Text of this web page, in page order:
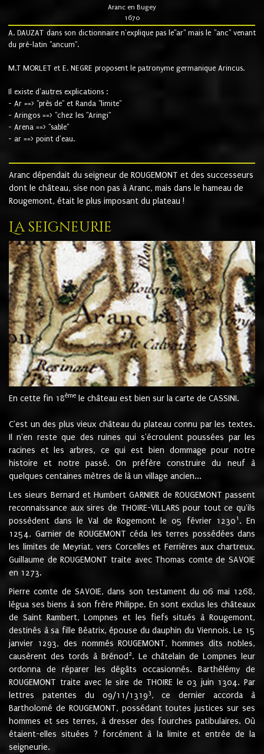
Aranc en Bugey
1670
A. DAUZAT dans son dictionnaire n'explique pas le"ar" mais le "anc" venant
du pré-latin "ancum".
M.T MORLET et E. NEGRE proposent le patronyme germanique Arincus.
Il existe d'autres explications :
- Ar ==> "près de" et Randa "limite"
- Aringos ==> "chez les "Aringi"
- Arena ==> "sable"
- ar ==> point d'eau.
Aranc dépendait du seigneur de ROUGEMONT et des successeurs
dont le château, sise non pas à Aranc, mais dans le hameau de
Rougemont, était le plus imposant du plateau !
La seigneurie
En cette fin 18ème le château est bien sur la carte de CASSINI.
C'est un des plus vieux château du plateau connu par les textes.
Il n'en reste que des ruines qui s'écroulent poussées par les
racines et les arbres, ce qui est bien dommage pour notre
histoire et notre passé. On préfère construire du neuf à
quelques centaines mètres de là un village ancien...
Les sieurs Bernard et Humbert GARNIER de ROUGEMONT passent
reconnaissance aux sires de THOIRE-VILLARS pour tout ce qu'ils
possèdent dans le Val de Rogemont le 05 février 12301 . En
1254, Garnier de ROUGEMONT céda les terres possédées dans
les limites de Meyriat, vers Corcelles et Ferrières aux chartreux.
Guillaume de ROUGEMONT traite avec Thomas comte de SAVOIE
en 1273.
Pierre comte de SAVOIE, dans son testament du 06 mai 1268,
légua ses biens à son frère Philippe. En sont exclus les châteaux
de Saint Rambert, Lompnes et les fiefs situés à Rougemont,
destinés à sa fille Béatrix, épouse du dauphin du Viennois. Le 15
janvier 1293, des nommés ROUGEMONT, hommes dits nobles,
causèrent des tords à Brénod 2. Le châtelain de Lompnes leur
ordonna de réparer les dégâts occasionnés. Barthélémy de
ROUGEMONT traite avec le sire de THOIRE le 03 juin 1304. Par
lettres patentes du 09/11/13193, ce dernier accorda à
Bartholomé de ROUGEMONT, possédant toutes justices sur ses
hommes et ses terres, à dresser des fourches patibulaires. Où
étaient-elles situées ? forcément à la limite et entrée de la
seigneurie.